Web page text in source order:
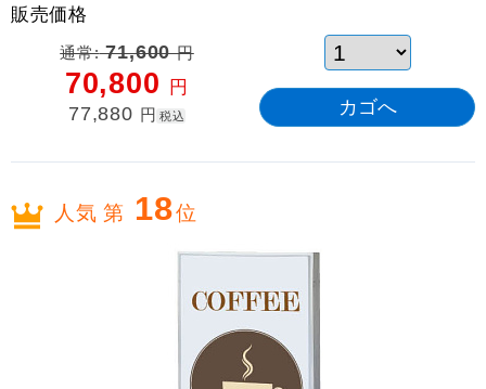
販売価格
通常:71,600円
70,800 円
77,880 円 税込
人気 第 18位